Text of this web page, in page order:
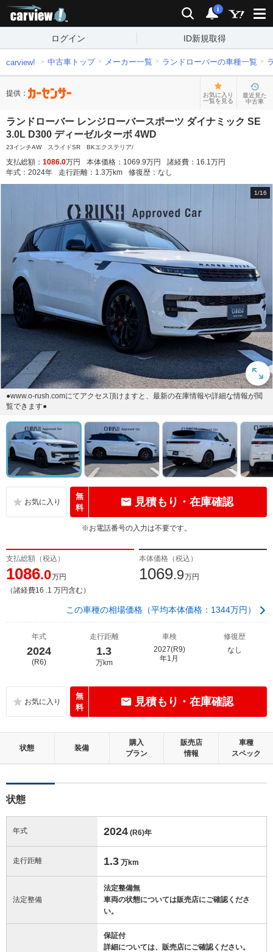
検索 通知
i
ログイン ID新規取得
carview! 中古車トップ メーカー一覧 ランドローバーの車種一覧
提供：
お気に入り
一覧を見る
最近見た
中古車
ランドローバー レンジローバースポーツ ダイナミック SE
3.0L D300 ディーゼルターボ 4WD
23インチAW スライドSR BKエクステリア/
支払総額： 1086.0万円 本体価格： 1069.9万円 諸経費： 16.1万円
年式： 2024年 走行距離： 1.3万km 修復歴： なし
1/16
●www.o-rush.comにてアクセス頂けますと、最新の在庫情報や詳細な情報が閲
覧できます●
無
料
見積もり・在庫確認
※お電話番号の入力は不要です。
支払総額（税込）
1086.0万円
（諸経費16 .1 万円含む）
本体価格（税込）
1069.9万円
この車種の相場価格（平均本体価格：1344万円）
年式
2024
(R6)
走行距離
1.3
万km
車検
2027(R9)
年1月
修復歴
なし
無
料
見積もり・在庫確認
状態 装備
購入
プラン
販売店
情報
車種
スペック
状態
年式 2024 (R6)年
走行距離 1.3 万km
法定整備
法定整備無
車両の状態については販売店にご確認くださ
い。
保証付
詳細については、販売店にご確認ください。